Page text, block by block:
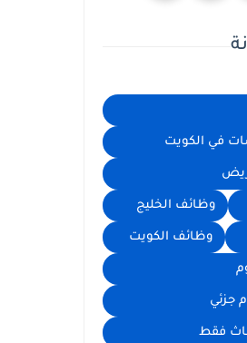
في الكويت
وظائف الخليج
وظائف الكويت
جزئي
فقط